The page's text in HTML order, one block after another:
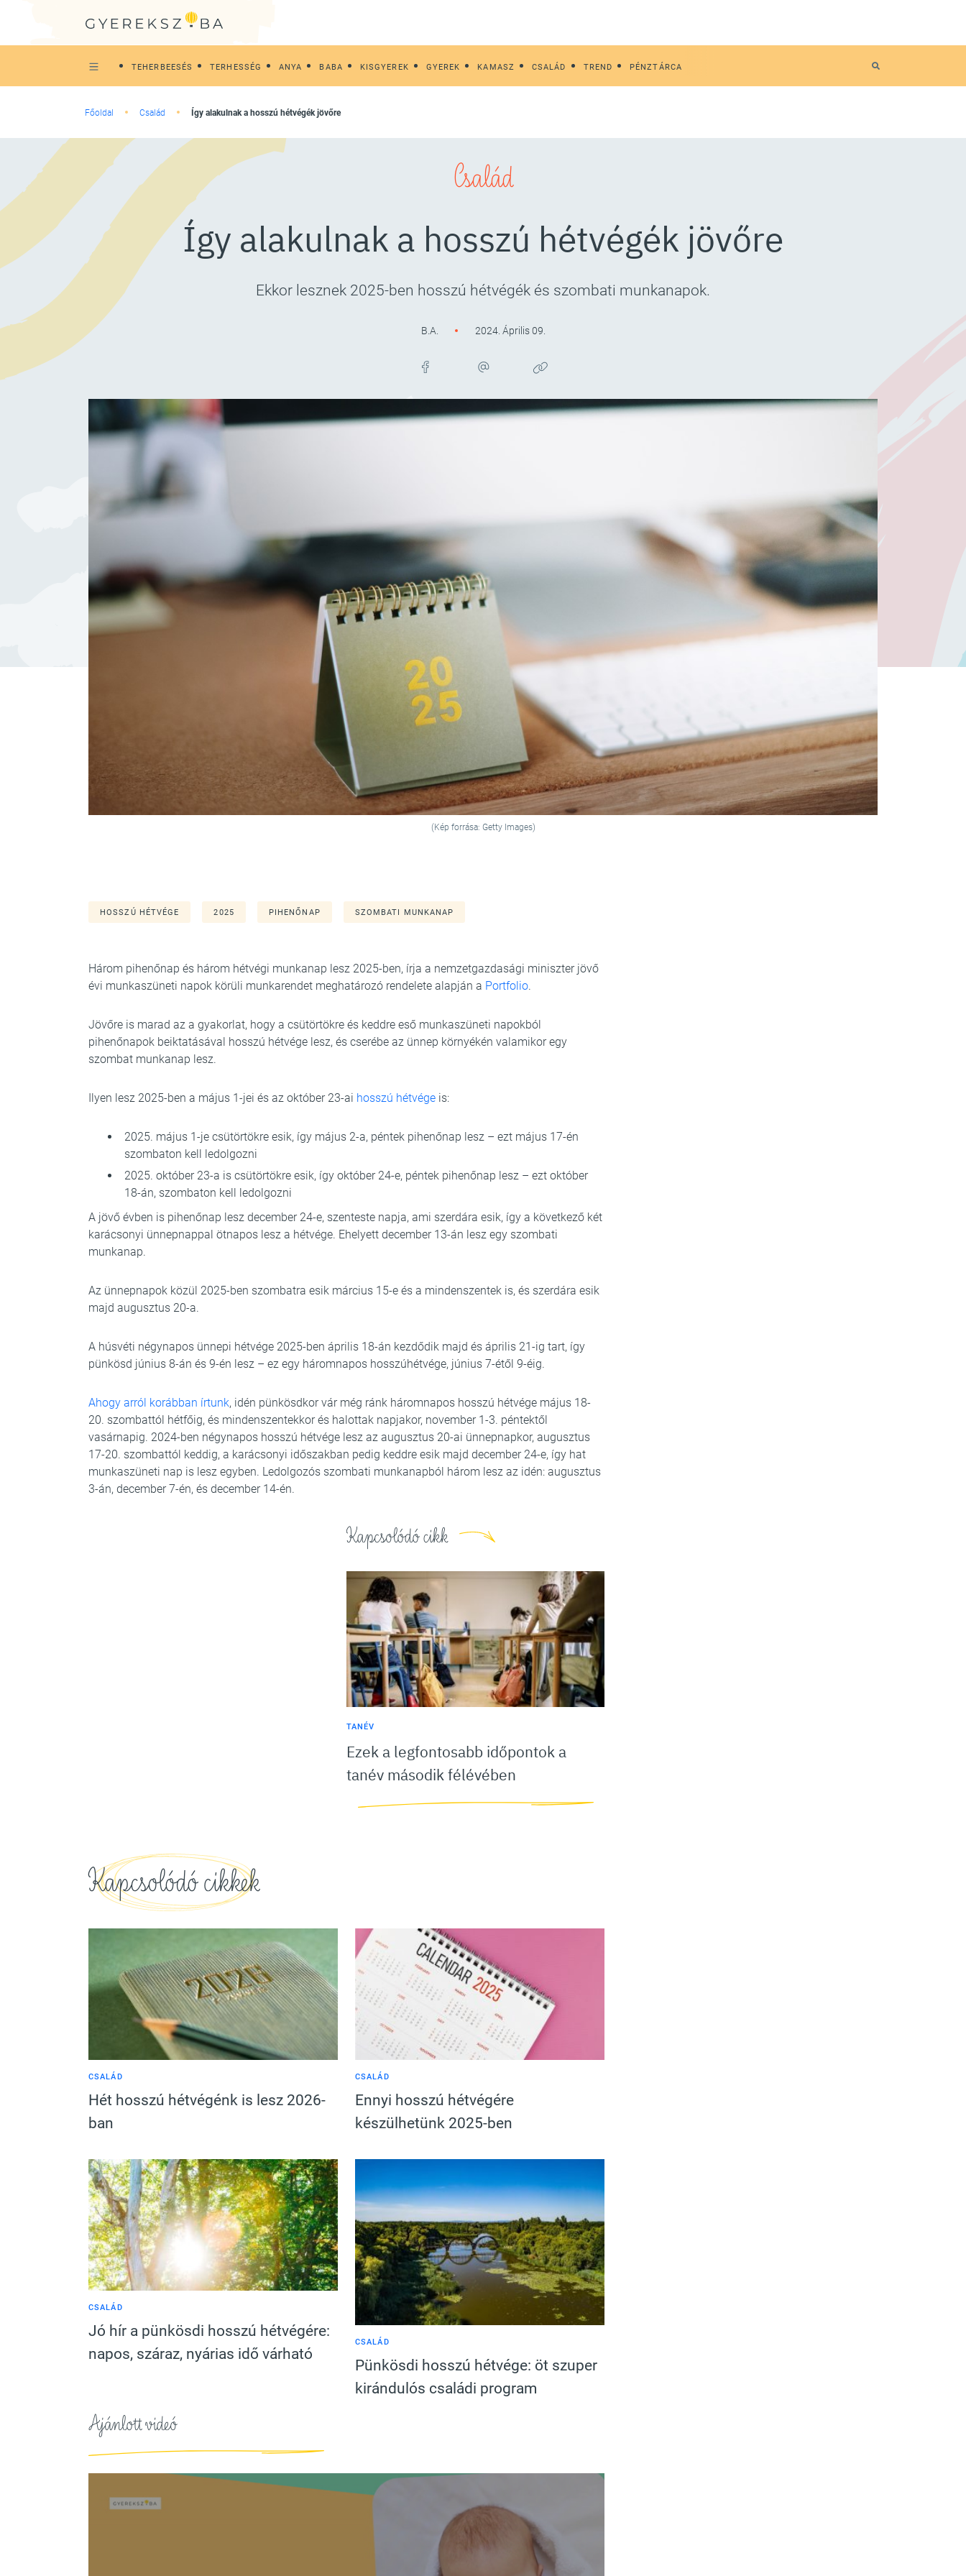
TEHERBEESÉS TERHESSÉG ANYA BABA KISGYEREK GYEREK KAMASZ CSALÁD TREND PÉNZTÁRCA
Főoldal Család Így alakulnak a hosszú hétvégék jövőre
Család
Így alakulnak a hosszú hétvégék jövőre
Ekkor lesznek 2025-ben hosszú hétvégék és szombati munkanapok.
B.A. 2024. Április 09.
(Kép forrása: Getty Images)
HOSSZÚ HÉTVÉGE 2025 PIHENŐNAP SZOMBATI MUNKANAP
Három pihenőnap és három hétvégi munkanap lesz 2025-ben, írja a nemzetgazdasági miniszter jövő
évi munkaszüneti napok körüli munkarendet meghatározó rendelete alapján a Portfolio.
Jövőre is marad az a gyakorlat, hogy a csütörtökre és keddre eső munkaszüneti napokból
pihenőnapok beiktatásával hosszú hétvége lesz, és cserébe az ünnep környékén valamikor egy
szombat munkanap lesz.
Ilyen lesz 2025-ben a május 1-jei és az október 23-ai hosszú hétvége is:
2025. május 1-je csütörtökre esik, így május 2-a, péntek pihenőnap lesz – ezt május 17-én
szombaton kell ledolgozni
2025. október 23-a is csütörtökre esik, így október 24-e, péntek pihenőnap lesz – ezt október
18-án, szombaton kell ledolgozni
A jövő évben is pihenőnap lesz december 24-e, szenteste napja, ami szerdára esik, így a következő két
karácsonyi ünnepnappal ötnapos lesz a hétvége. Ehelyett december 13-án lesz egy szombati
munkanap.
Az ünnepnapok közül 2025-ben szombatra esik március 15-e és a mindenszentek is, és szerdára esik
majd augusztus 20-a.
A húsvéti négynapos ünnepi hétvége 2025-ben április 18-án kezdődik majd és április 21-ig tart, így
pünkösd június 8-án és 9-én lesz – ez egy háromnapos hosszúhétvége, június 7-étől 9-éig.
Ahogy arról korábban írtunk, idén pünkösdkor vár még ránk háromnapos hosszú hétvége május 18-
20. szombattól hétfőig, és mindenszentekkor és halottak napjakor, november 1-3. péntektől
vasárnapig. 2024-ben négynapos hosszú hétvége lesz az augusztus 20-ai ünnepnapkor, augusztus
17-20. szombattól keddig, a karácsonyi időszakban pedig keddre esik majd december 24-e, így hat
munkaszüneti nap is lesz egyben. Ledolgozós szombati munkanapból három lesz az idén: augusztus
3-án, december 7-én, és december 14-én.
Kapcsolódó cikk
TANÉV
Ezek a legfontosabb időpontok a
tanév második félévében
Kapcsolódó cikkek
CSALÁD
Hét hosszú hétvégénk is lesz 2026-
ban
CSALÁD
Ennyi hosszú hétvégére
készülhetünk 2025-ben
CSALÁD
Jó hír a pünkösdi hosszú hétvégére:
napos, száraz, nyárias idő várható
CSALÁD
Pünkösdi hosszú hétvége: öt szuper
kirándulós családi program
Ajánlott videó